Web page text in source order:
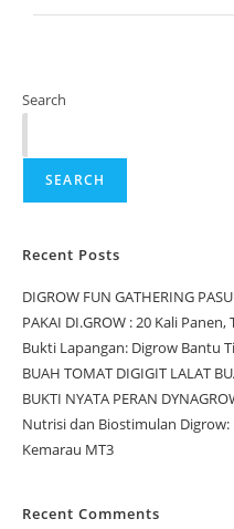
Search
SEARCH
Recent Posts
DIGROW FUN GATHERING
PAKAI DI.GROW : 20 Kali
Bukti Lapangan: Digrow Bantu
BUAH TOMAT DIGIGIT LALAT
BUKTI NYATA PERAN
Nutrisi dan Biostimulan
Kemarau MT3
Recent Comments